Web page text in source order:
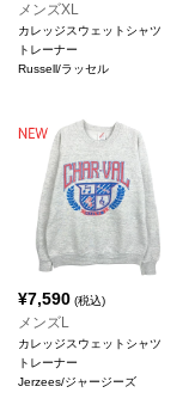
メンズXL
カレッジスウェットシャツ
トレーナー
Russell/ラッセル
¥7,590 (税込)
メンズL
カレッジスウェットシャツ
トレーナー
Jerzees/ジャージーズ